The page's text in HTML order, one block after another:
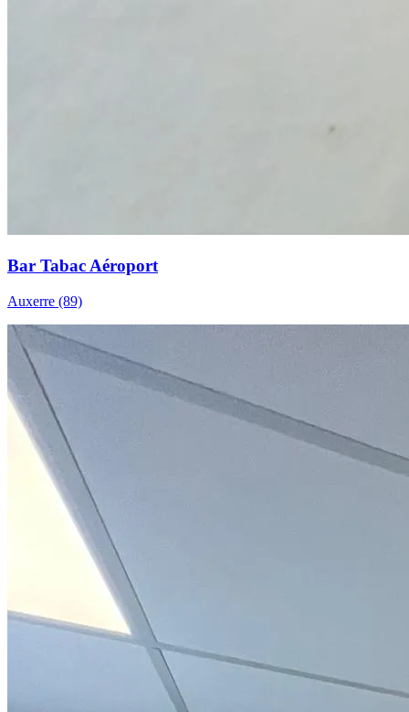
Bar Tabac Aéroport
Auxerre (89)